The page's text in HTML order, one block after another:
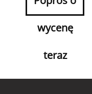
wycenę
teraz